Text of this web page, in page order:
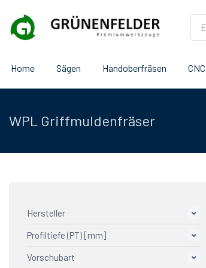
Home Sägen Handoberfräsen CNC
WPL Griffmuldenfräser
Hersteller
Aigner
Saturn
Profiltiefe (PT) [mm]
Vorschubart